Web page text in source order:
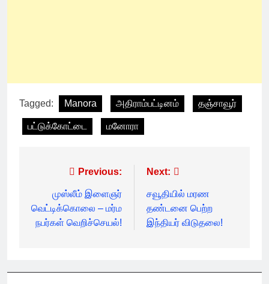
Tagged: Manora அதிராம்பட்டினம் தஞ்சாவூர்
பட்டுக்கோட்டை மனோரா
navigation
Previous:
முஸ்லீம் இளைஞர்
வெட்டிக்கொலை – மர்ம
நபர்கள் வெறிச்செயல்!
Next:
சவூதியில் மரண
தண்டனை பெற்ற
இந்தியர் விடுதலை!